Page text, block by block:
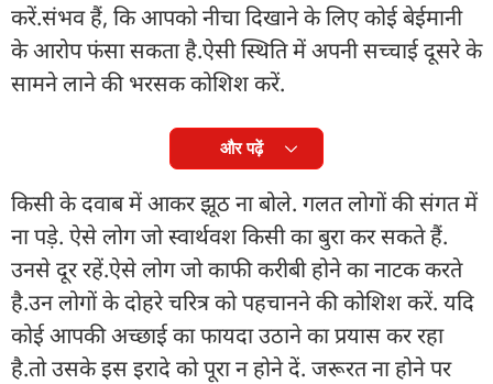
करें.संभव हैं, कि आपको नीचा दिखाने के लिए कोई बेईमानी
के आरोप फंसा सकता है.ऐसी स्थिति में अपनी सच्चाई दूसरे के
सामने लाने की भरसक कोशिश करें.
और पढ़ें
किसी के दवाब में आकर झूठ ना बोले. गलत लोगों की संगत में
ना पड़े. ऐसे लोग जो स्वार्थवश किसी का बुरा कर सकते हैं.
उनसे दूर रहें.ऐसे लोग जो काफी करीबी होने का नाटक करते
है.उन लोगों के दोहरे चरित्र को पहचानने की कोशिश करें. यदि
कोई आपकी अच्छाई का फायदा उठाने का प्रयास कर रहा
है.तो उसके इस इरादे को पूरा न होने दें. जरूरत ना होने पर